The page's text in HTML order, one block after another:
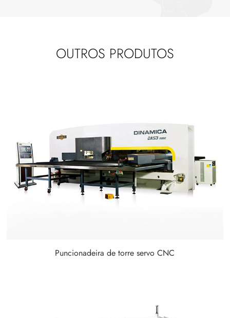
OUTROS PRODUTOS
Puncionadeira de torre servo CNC